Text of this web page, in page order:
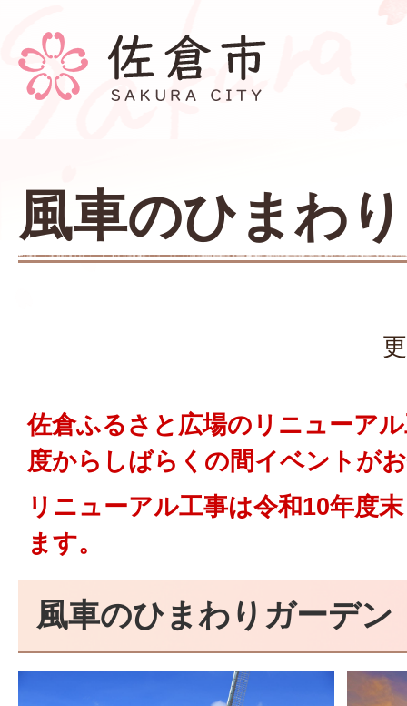
風車のひまわ
佐倉ふるさと広場のリニューア
度からしばらくの間イベントが
リニューアル工事は令和10年度
ます。
風車のひまわりガーデン